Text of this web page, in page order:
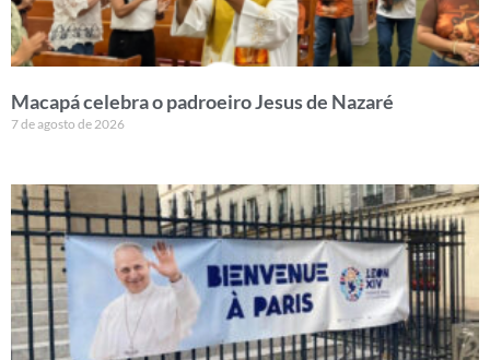
Macapá celebra o padroeiro Jesus de Nazaré
7 de agosto de 2026